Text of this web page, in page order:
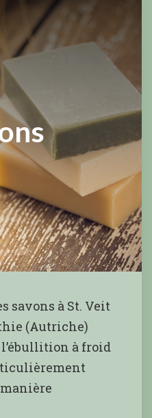
savons à St. Veit
(Autriche)
l’ébullition à froid